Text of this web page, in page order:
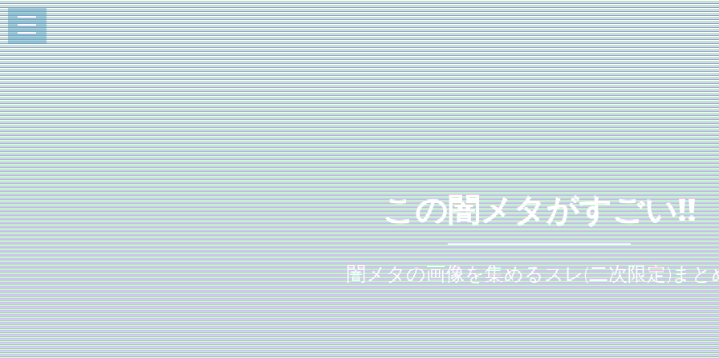
この闇メタがすごい!!
闇メタの画像を集めるスレ(二次限定)まと